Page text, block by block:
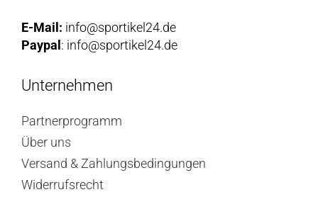
E-Mail: info@sportikel24.de
Paypal: info@sportikel24.de
Unternehmen
Partnerprogramm
Über uns
Versand & Zahlungsbedingungen
Widerrufsrecht